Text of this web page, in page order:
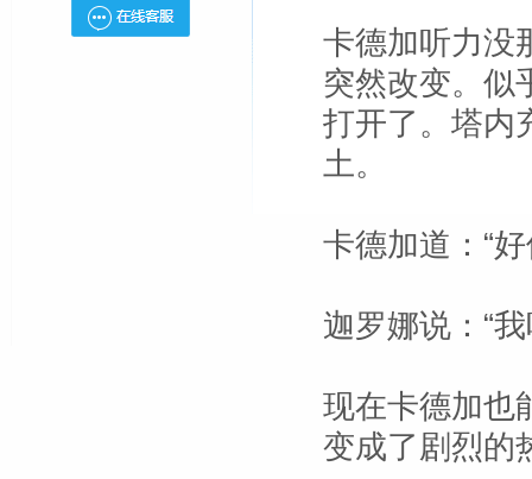
卡德加听力没
突然改变。似
打开了。塔内
土。
卡德加道：“
迦罗娜说：“
现在卡德加也
变成了剧烈的